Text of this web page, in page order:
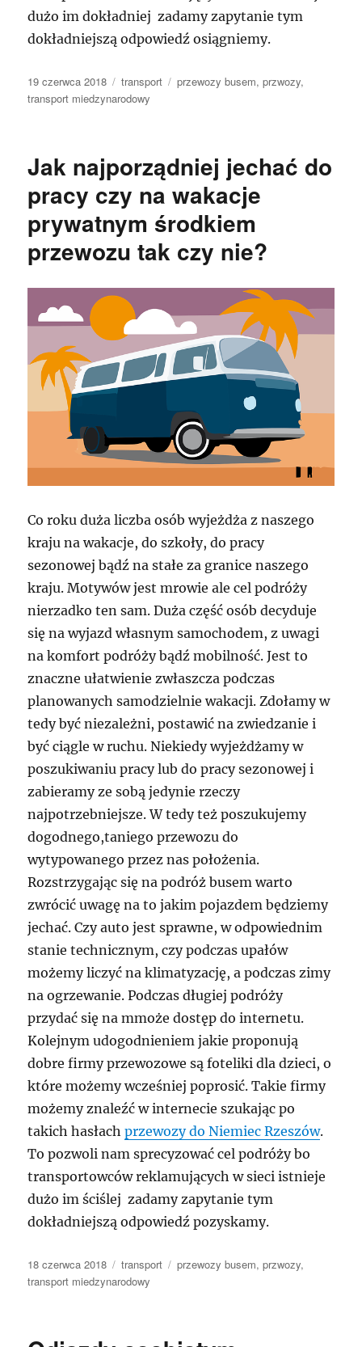
dużo im dokładniej zadamy zapytanie tym
dokładniejszą odpowiedź osiągniemy.
Data
publikacji
19 czerwca 2018 Kategorie
transport Tagi
przewozy busem,przwozy,
transport miedzynarodowy
Jak najporządniej jechać do
pracy czy na wakacje
prywatnym środkiem
przewozu tak czy nie?
Co roku duża liczba osób wyjeżdża z naszego
kraju na wakacje, do szkoły, do pracy
sezonowej bądź na stałe za granice naszego
kraju. Motywów jest mrowie ale cel podróży
nierzadko ten sam. Duża część osób decyduje
się na wyjazd własnym samochodem, z uwagi
na komfort podróży bądź mobilność. Jest to
znaczne ułatwienie zwłaszcza podczas
planowanych samodzielnie wakacji. Zdołamy w
tedy być niezależni, postawić na zwiedzanie i
być ciągle w ruchu. Niekiedy wyjeżdżamy w
poszukiwaniu pracy lub do pracy sezonowej i
zabieramy ze sobą jedynie rzeczy
najpotrzebniejsze. W tedy też poszukujemy
dogodnego,taniego przewozu do
wytypowanego przez nas położenia.
Rozstrzygając się na podróż busem warto
zwrócić uwagę na to jakim pojazdem będziemy
jechać. Czy auto jest sprawne, w odpowiednim
stanie technicznym, czy podczas upałów
możemy liczyć na klimatyzację, a podczas zimy
na ogrzewanie. Podczas długiej podróży
przydać się na mmoże dostęp do internetu.
Kolejnym udogodnieniem jakie proponują
dobre firmy przewozowe są foteliki dla dzieci, o
które możemy wcześniej poprosić. Takie firmy
możemy znaleźć w internecie szukając po
takich hasłachprzewozy do Niemiec Rzeszów.
To pozwoli nam sprecyzować cel podróży bo
transportowców reklamujących w sieci istnieje
dużo im ściślej zadamy zapytanie tym
dokładniejszą odpowiedź pozyskamy.
Data
publikacji
18 czerwca 2018 Kategorie
transport Tagi
przewozy busem,przwozy,
transport miedzynarodowy